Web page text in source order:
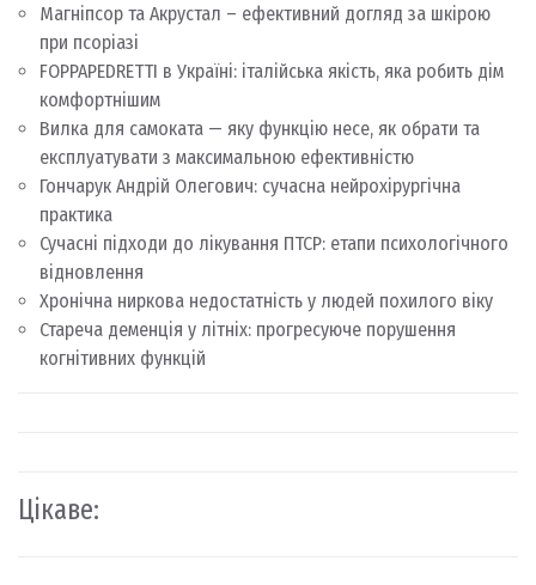
Магніпсор та Акрустал – ефективний догляд за шкірою
при псоріазі
FOPPAPEDRETTI в Україні: італійська якість, яка робить дім
комфортнішим
Вилка для самоката — яку функцію несе, як обрати та
експлуатувати з максимальною ефективністю
Гончарук Андрій Олегович: сучасна нейрохірургічна
практика
Сучасні підходи до лікування ПТСР: етапи психологічного
відновлення
Хронічна ниркова недостатність у людей похилого віку
Стареча деменція у літніх: прогресуюче порушення
когнітивних функцій
Цікаве: